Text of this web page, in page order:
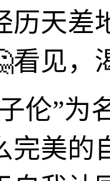
历天差
见，
伦”为
完美的